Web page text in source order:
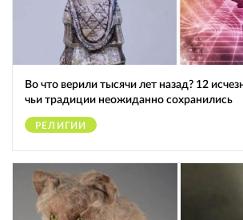
Во что верили тысячи лет назад? 12
чьи традиции неожиданно сохранились
РЕЛИГИИ